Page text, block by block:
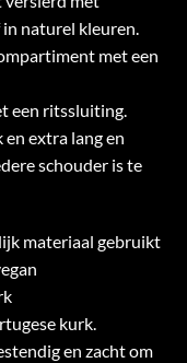
naturel kleuren.
met een
een ritssluiting.
en extra lang en
schouder is te
materiaal gebruikt
kurk.
en zacht om